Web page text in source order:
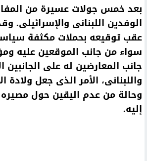
بعد خمس جولات عسيرة من
الوفدين اللبنانى والإسرائيلى.
عقب توقيعه بحملات مكثفة
سواء من جانب الموقعين عليه
جانب المعارضين له على الجانبين
واللبنانى، الأمر الذى جعل ولادة
وحالة من عدم اليقين حول
إليه.